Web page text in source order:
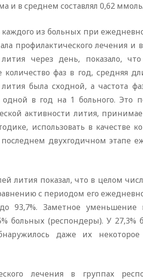
и в среднем составлял 0,62
каждого из больных при
профилактического лечения и
через день, показало,
фаз в год, средняя
была сходной, а частота
в год на 1 больного. Это
активности лития,
использовать в качестве
двухгодичном этапе
лития показал, что в целом
с периодом его
93,7%. Заметное уменьшение
больных (респондеры). У 27,3%
даже их
лечения в группах